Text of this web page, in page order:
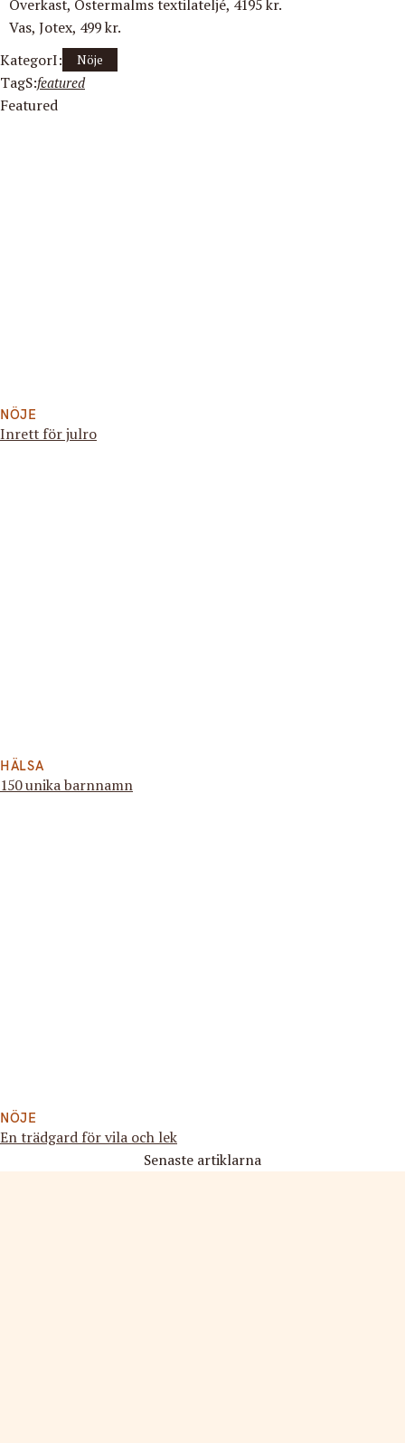
Överkast, Östermalms textilateljé, 4195 kr.
Vas, Jotex, 499 kr.
KategorI:
Nöje
TagS:featured
Featured
NÖJE
Inrett för julro
HÄLSA
150 unika barnnamn
NÖJE
En trädgard för vila och lek
Senaste artiklarna